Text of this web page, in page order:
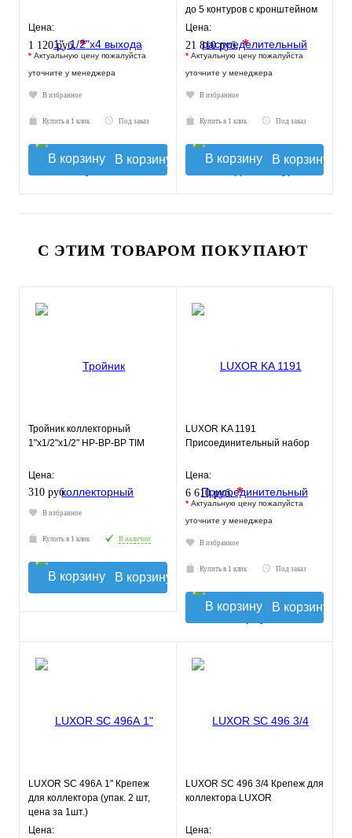
Цена:
1 120 руб.*
* Актуальную цену пожалуйста
уточните у менеджера
В избранное
Купить в 1 клик Под заказ
В корзину
до 5 контуров с кронштейном
0-050120
Цена:
21 810 руб.*
* Актуальную цену пожалуйста
уточните у менеджера
В избранное
Купить в 1 клик Под заказ
В корзину
С ЭТИМ ТОВАРОМ ПОКУПАЮТ
Тройник коллекторный
1"х1/2"х1/2" НР-ВР-ВР TIM
Цена:
310 руб.
В избранное
Купить в 1 клик В наличии
В корзину
LUXOR KA 1191
Присоединительный набор
Цена:
6 610 руб.*
* Актуальную цену пожалуйста
уточните у менеджера
В избранное
Купить в 1 клик Под заказ
В корзину
LUXOR SС 496А 1" Крепеж
для коллектора (упак. 2 шт,
цена за 1шт.)
Цена:
LUXOR SC 496 3/4 Крепеж для
коллектора LUXOR
Цена: